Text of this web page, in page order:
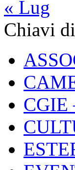
« Lug
Chiavi
CGIE